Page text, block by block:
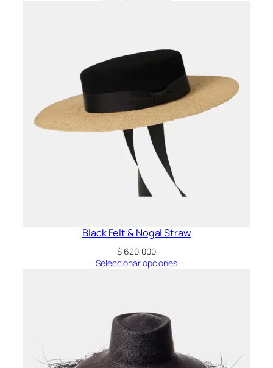
Black Felt & Nogal Straw
$ 620,000
Seleccionar opciones